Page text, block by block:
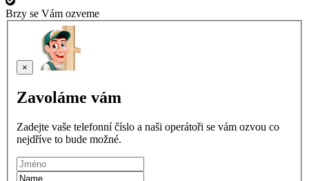
Brzy se Vám ozveme
×
Zavoláme vám
Zadejte vaše telefonní číslo a naši operátoři se vám ozvou co
nejdříve to bude možné.